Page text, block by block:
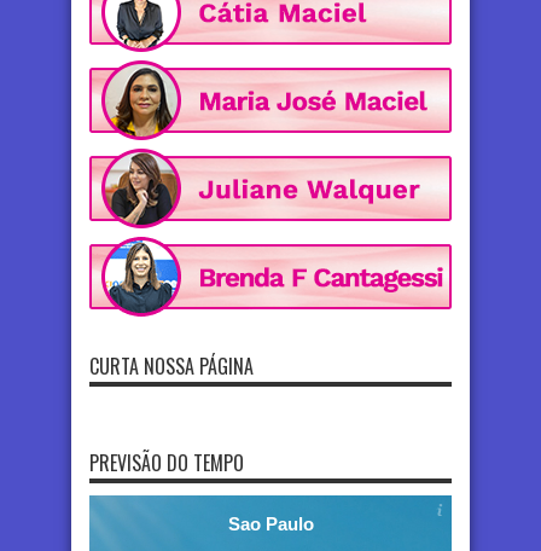
CURTA NOSSA PÁGINA
PREVISÃO DO TEMPO
Sao Paulo